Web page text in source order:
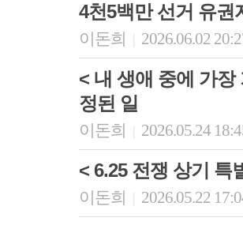
4천5백만 선거 유권
이돈희 2026.06.02
< 내 생애 중에 가
정된 일
이돈희 2026.05.24
< 6.25 전쟁 상기 특
이돈희 2026.05.22